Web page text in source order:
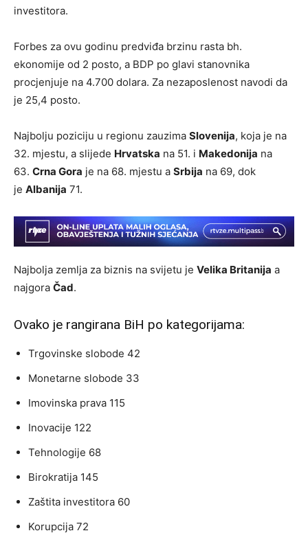
investitora.
Forbes za ovu godinu predviđa brzinu rasta bh.
ekonomije od 2 posto, a BDP po glavi stanovnika
procjenjuje na 4.700 dolara. Za nezaposlenost navodi da
je 25,4 posto.
Najbolju poziciju u regionu zauzima Slovenija, koja je na
32. mjestu, a slijede Hrvatska na 51. i Makedonija na
63. Crna Gora je na 68. mjestu a Srbija na 69, dok
je Albanija 71.
Najbolja zemlja za biznis na svijetu je Velika Britanija a
najgora Čad.
Ovako je rangirana BiH po kategorijama:
Trgovinske slobode 42
Monetarne slobode 33
Imovinska prava 115
Inovacije 122
Tehnologije 68
Birokratija 145
Zaštita investitora 60
Korupcija 72